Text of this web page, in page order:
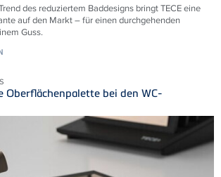
des reduziertem Baddesigns bringt TECE eine
auf den Markt – für einen durchgehenden
Guss.
Oberflächenpalette bei den WC-